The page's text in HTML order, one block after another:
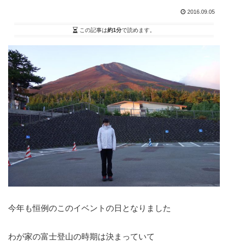
2016.09.05
この記事は約1分で読めます。
今年も恒例のこのイベントの日となりました
わが家の富士登山の時期は決まっていて